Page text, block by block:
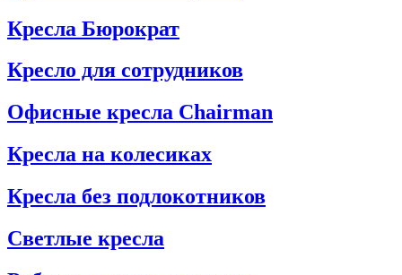
Кресла Бюрократ
Кресло для сотрудников
Офисные кресла Chairman
Кресла на колесиках
Кресла без подлокотников
Светлые кресла